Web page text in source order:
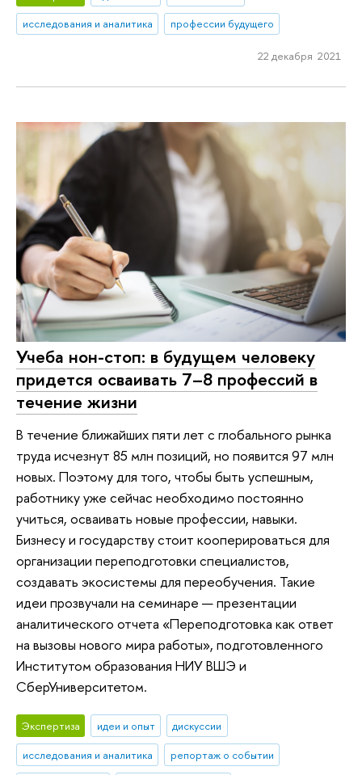
исследования и аналитика
профессии будущего
22 декабря 2021
Учеба нон-стоп: в будущем человеку
придется осваивать 7–8 профессий в
течение жизни
В течение ближайших пяти лет с глобального рынка
труда исчезнут 85 млн позиций, но появится 97 млн
новых. Поэтому для того, чтобы быть успешным,
работнику уже сейчас необходимо постоянно
учиться, осваивать новые профессии, навыки.
Бизнесу и государству стоит кооперироваться для
организации переподготовки специалистов,
создавать экосистемы для переобучения. Такие
идеи прозвучали на семинаре — презентации
аналитического отчета «Переподготовка как ответ
на вызовы нового мира работы», подготовленного
Институтом образования НИУ ВШЭ и
СберУниверситетом.
Экспертиза идеи и опыт
дискуссии
исследования и аналитика
репортаж о событии